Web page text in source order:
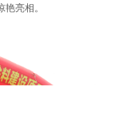
亮相。